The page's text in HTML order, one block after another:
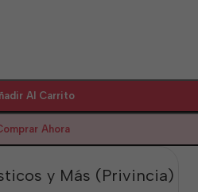
Al Carrito
Ahora
y Más (Privincia)